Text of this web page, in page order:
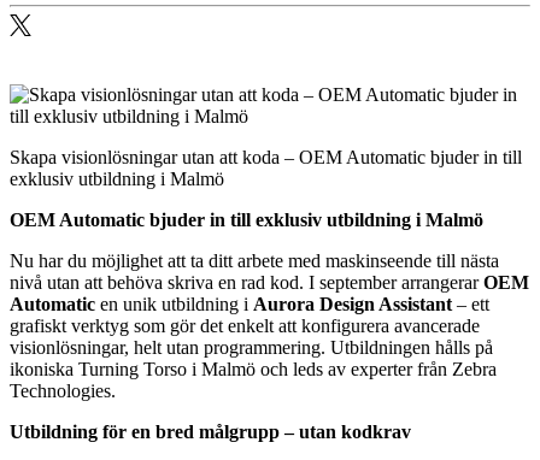
Skapa visionlösningar utan att koda – OEM Automatic bjuder in till
exklusiv utbildning i Malmö
OEM Automatic bjuder in till exklusiv utbildning i Malmö
Nu har du möjlighet att ta ditt arbete med maskinseende till nästa
nivå utan att behöva skriva en rad kod. I september arrangerarOEM
Automatic en unik utbildning i Aurora Design Assistant – ett
grafiskt verktyg som gör det enkelt att konfigurera avancerade
visionlösningar, helt utan programmering. Utbildningen hålls på
ikoniska Turning Torso i Malmö och leds av experter från Zebra
Technologies.
Utbildning för en bred målgrupp – utan kodkrav